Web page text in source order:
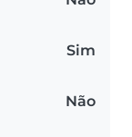
Sim
Não